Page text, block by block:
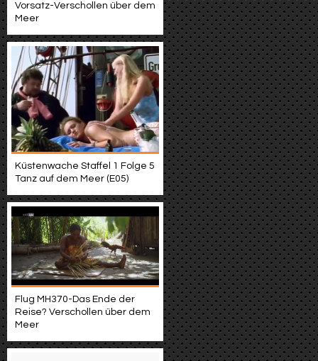
Vorsatz-Verschollen über dem
Meer
Küstenwache Staffel 1 Folge 5
Tanz auf dem Meer (E05)
Flug MH370-Das Ende der
Reise? Verschollen über dem
Meer